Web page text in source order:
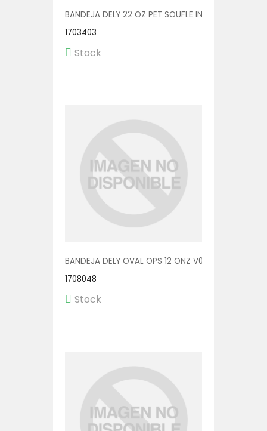
BANDEJA DELY 22 OZ PET SOUFLE INC. C/TENEDOR
1703403
Stock
BANDEJA DELY OVAL OPS 12 ONZ V00511 1/400
1708048
Stock